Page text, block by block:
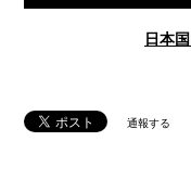
日本
通報する